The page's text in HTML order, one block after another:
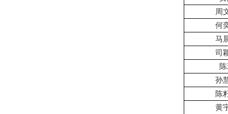
周
何
马
司
孙
陈
黄